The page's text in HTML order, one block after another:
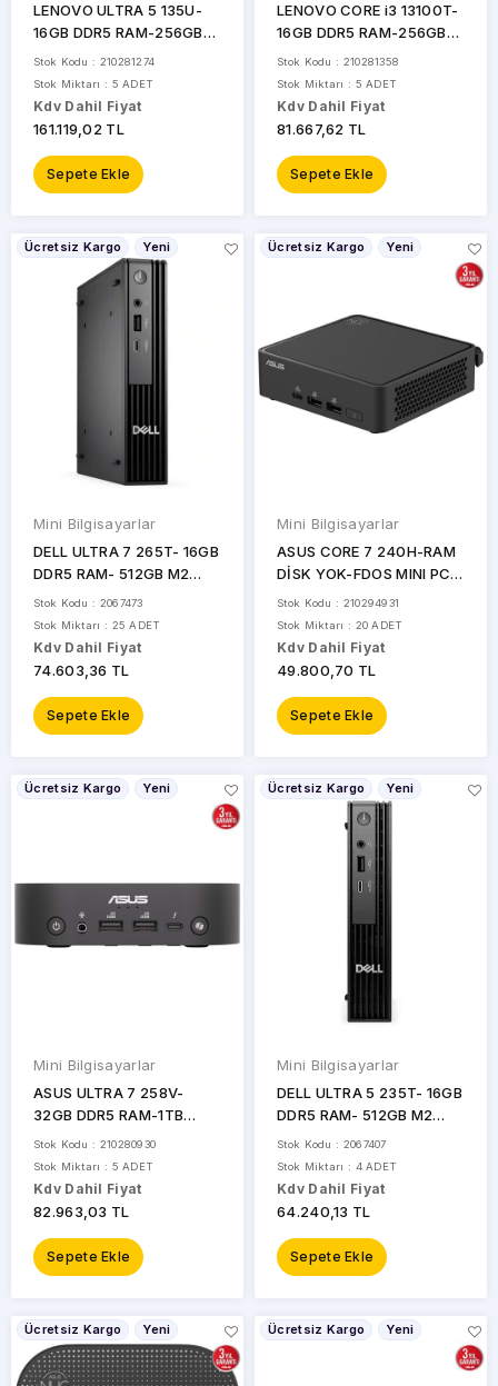
LENOVO ULTRA 5 135U-
16GB DDR5 RAM-256GB
NVME-W111H / 10.1"
Toplantı Odası Yönetim
Sistemi THINKSMART SP
CORE G2 12WA000ATK
Stok Kodu : 210281274
Stok Miktarı : 5 ADET
Kdv Dahil Fiyat
161.119,02 TL
Sepete Ekle
LENOVO CORE i3 13100T-
16GB DDR5 RAM-256GB
NVME-W111H / 10.1"
Toplantı Odası Yönetim
Sistemi THINKSMART
12XH0008TK
Stok Kodu : 210281358
Stok Miktarı : 5 ADET
Kdv Dahil Fiyat
81.667,62 TL
Sepete Ekle
Ücretsiz Kargo Yeni
Mini Bilgisayarlar
DELL ULTRA 7 265T- 16GB
DDR5 RAM- 512GB M2
NVME- O/B UHD W11 PRO
MINI PC / PRO MICRO
BTO107_QCM1250WP
Stok Kodu : 2067473
Stok Miktarı : 25 ADET
Kdv Dahil Fiyat
74.603,36 TL
Sepete Ekle
Ücretsiz Kargo Yeni
Mini Bilgisayarlar
ASUS CORE 7 240H-RAM
DİSK YOK-FDOS MINI PC /
NUC15 PRO SLIM
KITRNUC15CRKC700002
/ 90AR00R2-M00070
Stok Kodu : 210294931
Stok Miktarı : 20 ADET
Kdv Dahil Fiyat
49.800,70 TL
Sepete Ekle
Ücretsiz Kargo Yeni
Mini Bilgisayarlar
ASUS ULTRA 7 258V-
32GB DDR5 RAM-1TB
NVME-W11H MINI PC /
NUC14 PRO AI
NUC14LNKU7094N2
Stok Kodu : 210280930
Stok Miktarı : 5 ADET
Kdv Dahil Fiyat
82.963,03 TL
Sepete Ekle
Ücretsiz Kargo Yeni
Mini Bilgisayarlar
DELL ULTRA 5 235T- 16GB
DDR5 RAM- 512GB M2
NVME- O/B UHD W11 PRO
MINI PC / PRO MICRO
BTO106_QCM1250WP
Stok Kodu : 2067407
Stok Miktarı : 4 ADET
Kdv Dahil Fiyat
64.240,13 TL
Sepete Ekle
Ücretsiz Kargo Yeni Ücretsiz Kargo Yeni